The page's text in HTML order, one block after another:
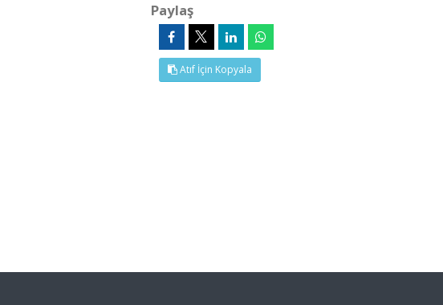
Paylaş
Atıf İçin Kopyala